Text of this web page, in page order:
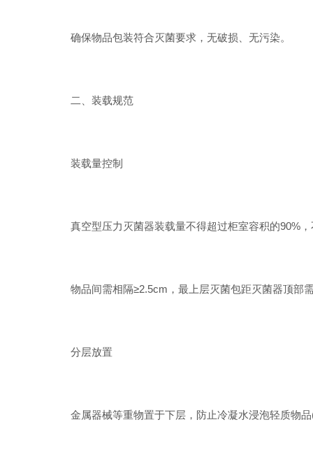
确保物品包装符合灭菌要求，无破损、无污染。
二、装载规范
装载量控制
真空型压力灭菌器装载量不得超过柜室容积的90%，
物品间需相隔≥2.5cm，最上层灭菌包距灭菌器顶部
分层放置
金属器械等重物置于下层，防止冷凝水浸泡轻质物品